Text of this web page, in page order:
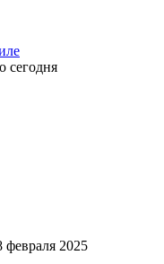
сегодня
февраля 2025